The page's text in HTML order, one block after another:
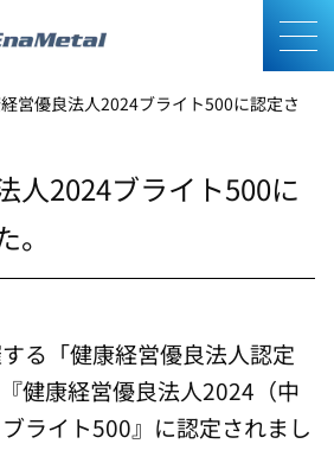
メ
営優良法人2024ブライト500に認定さ
人2024ブライト500に
る「健康経営優良法人認定
健康経営優良法人2024（中
ライト500』に認定されまし